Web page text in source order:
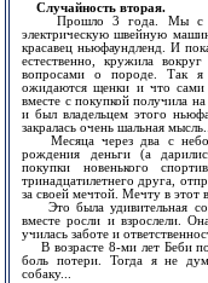
Случайность вторая.
Прошло 3 года. Мы с
электрическую швейную
красавец ньюфаундленд. И
естественно, кружила
вопросами о породе. Так я
ожидаются щенки и что сами
вместе с покупкой получила
и был владельцем этого
закралась очень шальная
Месяца через два с
рождения деньги (а
покупки новенького
тринадцатилетнего друга,
за своей мечтой. Мечту в этот
Это была удивительная
вместе росли и взрослели.
училась заботе и
В возрасте 8-ми лет Беби
боль потери. Тогда я не
собаку...